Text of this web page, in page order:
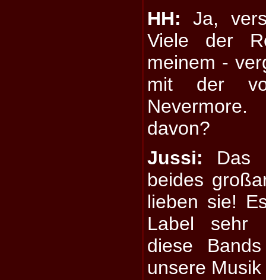
HH: Ja,
Viele der
meinem -
mit der
davon?
Jussi: Das
beides
lieben sie!
Label sehr
diese
unsere